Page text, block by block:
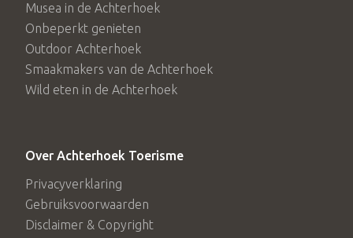
Musea in de Achterhoek
Onbeperkt genieten
Outdoor Achterhoek
Smaakmakers van de Achterhoek
Wild eten in de Achterhoek
Over Achterhoek Toerisme
Privacyverklaring
Gebruiksvoorwaarden
Disclaimer & Copyright